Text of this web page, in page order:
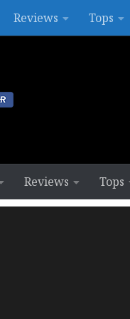
Reviews Tops
Reviews Tops